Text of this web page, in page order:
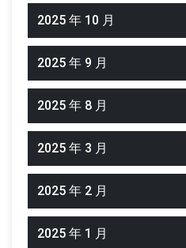
2025 年 10 月
2025 年 9 月
2025 年 8 月
2025 年 3 月
2025 年 2 月
2025 年 1 月